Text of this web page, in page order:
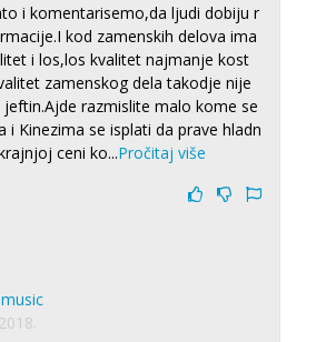
i komentarisemo,da ljudi dobiju r
kod zamenskih delova ima
i los,los kvalitet najmanje kost
zamenskog dela takodje nije
razmislite malo kome se
i Kinezima se isplati da prave hladn
ceni ko...Pročitaj više